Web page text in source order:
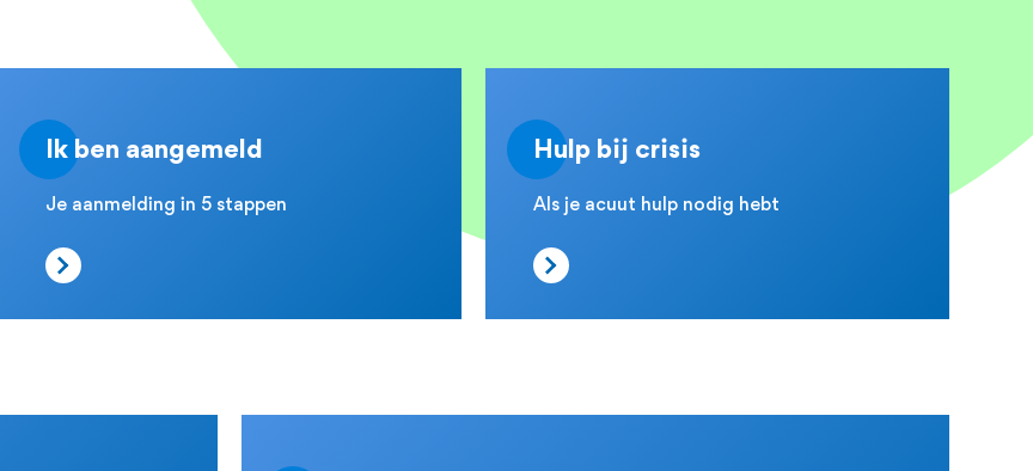
Ik ben aangemeld
Je aanmelding in 5 stappen
Hulp bij crisis
Als je acuut hulp nodig hebt